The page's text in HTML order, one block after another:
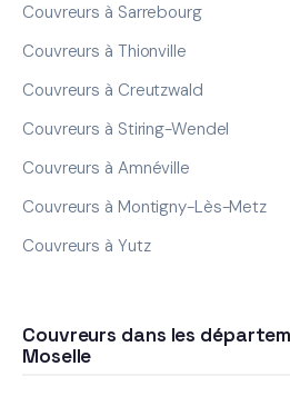
Couvreurs à Sarrebourg
Couvreurs à Thionville
Couvreurs à Creutzwald
Couvreurs à Stiring-Wendel
Couvreurs à Amnéville
Couvreurs à Montigny-Lès-Metz
Couvreurs à Yutz
Couvreurs dans les
Moselle